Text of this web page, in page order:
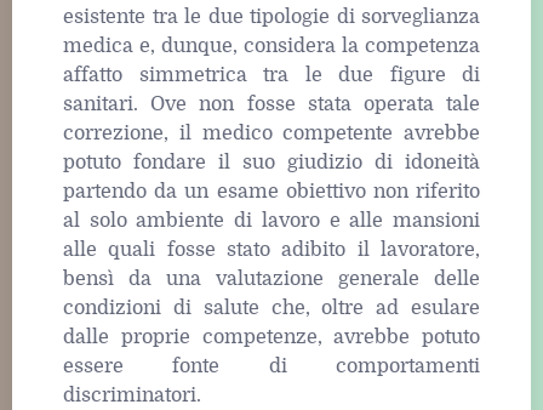
esistente tra le due tipologie di sorveglianza
medica e, dunque, considera la competenza
affatto simmetrica tra le due figure di
sanitari. Ove non fosse stata operata tale
correzione, il medico competente avrebbe
potuto fondare il suo giudizio di idoneità
partendo da un esame obiettivo non riferito
al solo ambiente di lavoro e alle mansioni
alle quali fosse stato adibito il lavoratore,
bensì da una valutazione generale delle
condizioni di salute che, oltre ad esulare
dalle proprie competenze, avrebbe potuto
essere fonte di comportamenti
discriminatori.